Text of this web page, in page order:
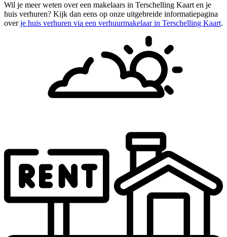
Wil je meer weten over een makelaars in Terschelling Kaart en je
huis verhuren? Kijk dan eens op onze uitgebreide informatiepagina
overje huis verhuren via een verhuurmakelaar in Terschelling Kaart.